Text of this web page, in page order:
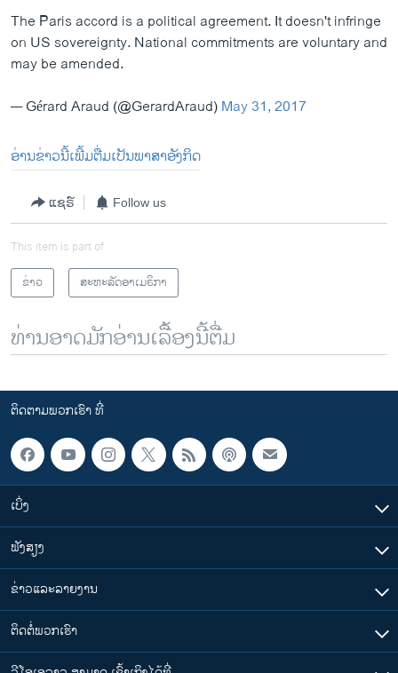
The Paris accord is a political agreement. It doesn't infringe
on US sovereignty. National commitments are voluntary and
may be amended.
— Gérard Araud (@GerardAraud)May 31, 2017
ອ່ານ​ຂ່າວ​ນີ້​ເພີ້​ມຕື່ມ​ເປັນ​ພາສາ​ອັງກິດ
ແຊຣ໌ Follow us
This item is part of
ຂ່າວ
ສະຫະລັດອາເມຣິກາ
ທ່ານອາດມັກອ່ານເລື້ອງນີ້ຕື່ມ
ຕິດຕາມພວກເຮົາ ທີ່
ເບິ່ງ
ຟັງສຽງ
ຂ່າວແລະລາຍງານ
ຕິດຕໍ່ພວກເຮົາ